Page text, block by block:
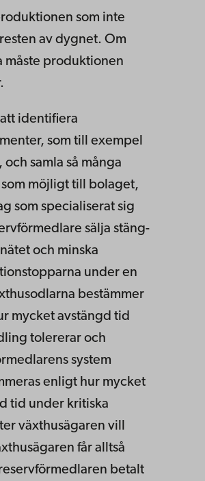
som inte
av dygnet. Om
måste produktionen
identifiera
som till exempel
och samla så många
möjligt till bolaget,
som specialiserat sig
sälja stäng-
och minska
under en
bestämmer
mycket avstängd tid
tolererar och
system
enligt hur mycket
tid under kritiska
växthusägaren vill
får alltså
betalt